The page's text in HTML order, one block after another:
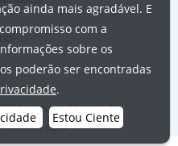
Imagens,Unsplash,
Canva.com
ainda mais agradável. E
com a
sobre os
poderão ser encontradas
.
Estou Ciente